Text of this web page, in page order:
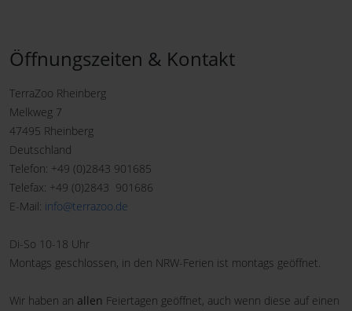
Öffnungszeiten & Kontakt
TerraZoo Rheinberg
Melkweg 7
47495 Rheinberg
Deutschland
Telefon: +49 (0)2843 901685
Telefax: +49 (0)2843 901686
E-Mail: info@terrazoo.de
Di-So 10-18 Uhr
Montags geschlossen, in den NRW-Ferien ist montags geöffnet.
Wir haben an allen Feiertagen geöffnet, auch wenn diese auf einen